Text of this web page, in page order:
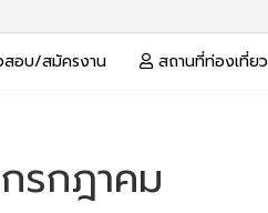
สอบ/สมัครงาน สถานที่ท่องเที่ยว
รกฎาคม